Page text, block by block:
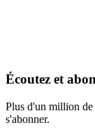
Écoutez et
Plus d'un million de
s'abonner.